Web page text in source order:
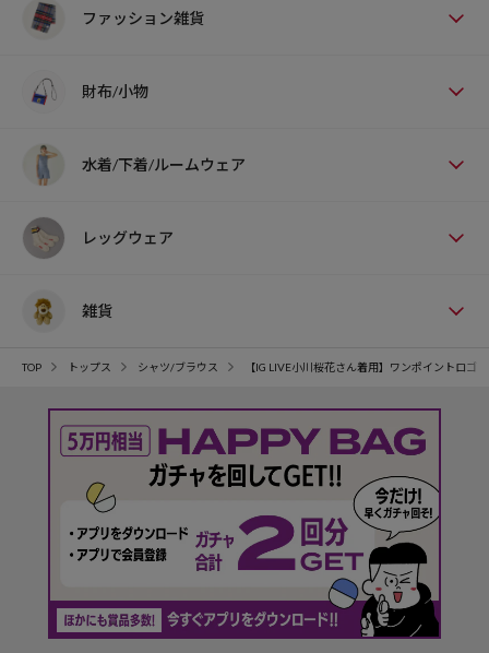
ファッション雑貨
財布/小物
水着/下着/ルームウェア
レッグウェア
雑貨
TOP トップス シャツ/ブラウス 【IG LIVE小川桜花さん着用】ワンポイントロ